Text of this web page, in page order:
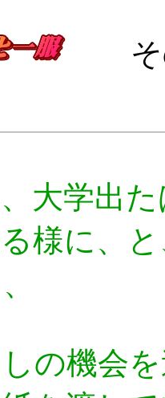
そ
師
大学出
様に、
の機会